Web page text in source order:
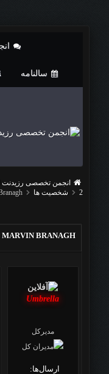
سالنامه
انجمن تخصصی رزیدنت
2
شخصيت ها
MARVIN BRANAGH
Umbrella
مدیرکل
ارسال‌ها: